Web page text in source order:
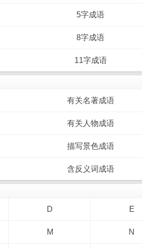
5字成语
8字成语
11字成语
有关名著成语
有关人物成语
描写景色成语
含反义词成语
D E
M N